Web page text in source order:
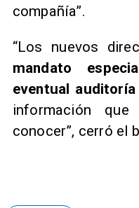
compañía”.
​“Los nuevos
mandato
eventual auditoría
información
conocer”, cerró el